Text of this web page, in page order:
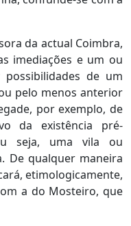
da actual Coimbra,
imediações e um ou
de um
pelo menos anterior
por exemplo, de
da existência pré-
seja, uma vila ou
De qualquer maneira
etimologicamente,
a do Mosteiro, que